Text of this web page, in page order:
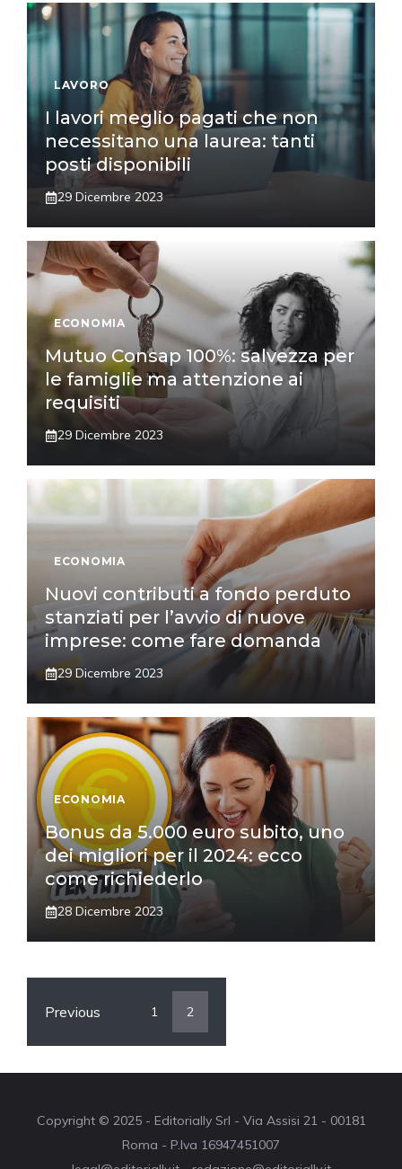
LAVORO
I lavori meglio pagati che non
necessitano una laurea: tanti
posti disponibili
29 Dicembre 2023
ECONOMIA
Mutuo Consap 100%: salvezza per
le famiglie ma attenzione ai
requisiti
29 Dicembre 2023
ECONOMIA
Nuovi contributi a fondo perduto
stanziati per l’avvio di nuove
imprese: come fare domanda
29 Dicembre 2023
ECONOMIA
Bonus da 5.000 euro subito, uno
dei migliori per il 2024: ecco
come richiederlo
28 Dicembre 2023
Previous 1 2
Copyright © 2025 - Editorially Srl - Via Assisi 21 - 00181
Roma - P.Iva 16947451007